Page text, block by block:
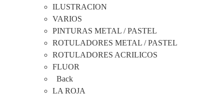
ILUSTRACION
VARIOS
PINTURAS METAL / PASTEL
ROTULADORES METAL / PASTEL
ROTULADORES ACRILICOS
FLUOR
Back
LA ROJA